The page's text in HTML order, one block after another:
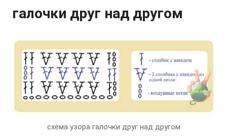
галочки друг над другом
схема узора галочки друг над другом